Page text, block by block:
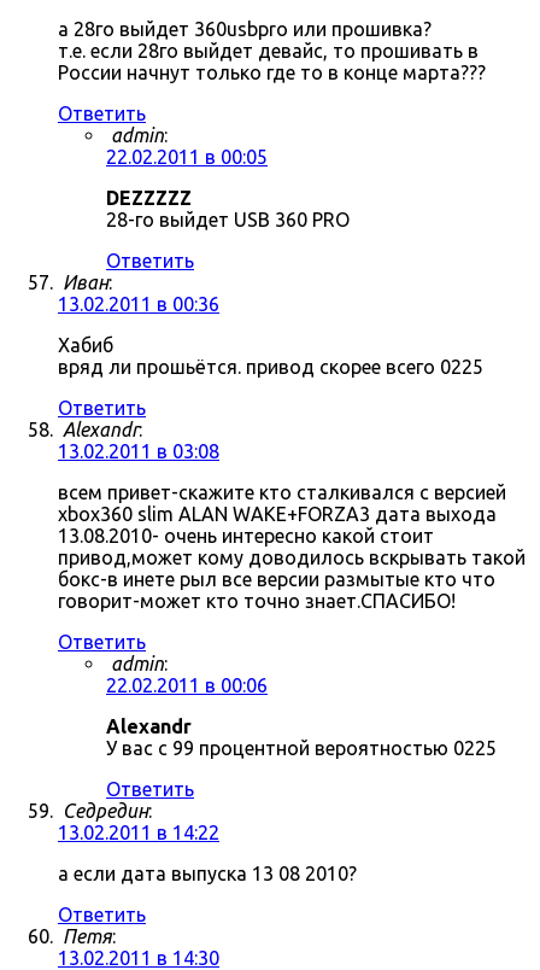
а 28го выйдет 360usbpro или прошивка?
т.е. если 28го выйдет девайс, то прошивать в
России начнут только где то в конце марта???
Ответить
admin:
22.02.2011 в 00:05
DEZZZZZ
28-го выйдет USB 360 PRO
Ответить
Иван:
13.02.2011 в 00:36
Хабиб
вряд ли прошьётся. привод скорее всего 0225
Ответить
Alexandr:
13.02.2011 в 03:08
всем привет-скажите кто сталкивался с версией
xbox360 slim ALAN WAKE+FORZA3 дата выхода
13.08.2010- очень интересно какой стоит
привод,может кому доводилось вскрывать такой
бокс-в инете рыл все версии размытые кто что
говорит-может кто точно знает.СПАСИБО!
Ответить
admin:
22.02.2011 в 00:06
Alexandr
У вас с 99 процентной вероятностью 0225
Ответить
Седредин:
13.02.2011 в 14:22
а если дата выпуска 13 08 2010?
Ответить
Петя:
13.02.2011 в 14:30